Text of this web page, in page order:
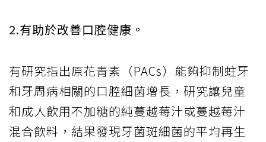
2.有助於改善口腔健康。
有研究指出原花青素（PACs）能夠抑制蛀牙
和牙周病相關的口腔細菌增長，研究讓兒童
和成人飲用不加糖的純蔓越莓汁或蔓越莓汁
混合飲料，結果發現牙菌斑細菌的平均再生